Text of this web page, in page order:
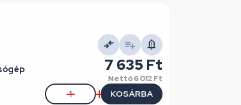
7 635 Ft
Nettó6 012 Ft
KOSÁRBA